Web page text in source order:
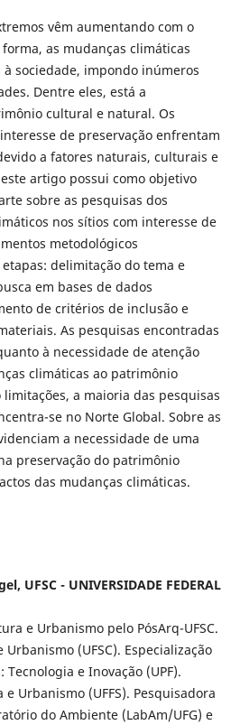
vêm aumentando com o
as mudanças climáticas
sociedade, impondo inúmeros
Dentre eles, está a
cultural e natural. Os
de preservação enfrentam
a fatores naturais, culturais e
artigo possui como objetivo
sobre as pesquisas dos
nos sítios com interesse de
metodológicos
delimitação do tema e
em bases de dados
de critérios de inclusão e
As pesquisas encontradas
à necessidade de atenção
climáticas ao patrimônio
a maioria das pesquisas
se no Norte Global. Sobre as
a necessidade de uma
preservação do patrimônio
das mudanças climáticas.
UFSC - UNIVERSIDADE FEDERAL
e Urbanismo pelo PósArq-UFSC.
(UFSC). Especialização
e Inovação (UPF).
Urbanismo (UFFS). Pesquisadora
do Ambiente (LabAm/UFG) e